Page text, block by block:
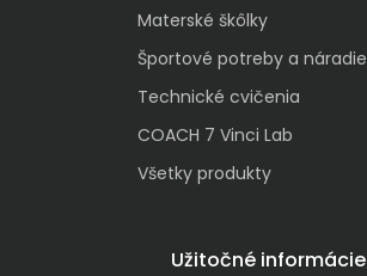
Materské škôlky
Športové potreby a náradie
Technické cvičenia
COACH 7 Vinci Lab
Všetky produkty
Užitočné informácie